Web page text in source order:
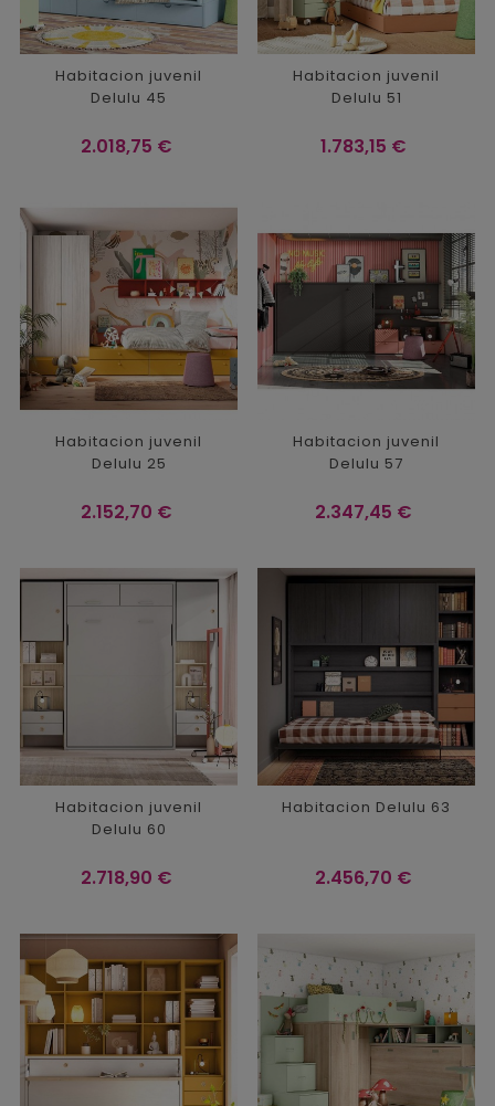
Habitacion juvenil
Delulu 45
Precio
2.018,75 €
Habitacion juvenil
Delulu 51
Precio
1.783,15 €
Habitacion juvenil
Delulu 25
Precio
2.152,70 €
Habitacion juvenil
Delulu 57
Precio
2.347,45 €
Habitacion juvenil
Delulu 60
Precio
2.718,90 €
Habitacion Delulu 63
Precio
2.456,70 €